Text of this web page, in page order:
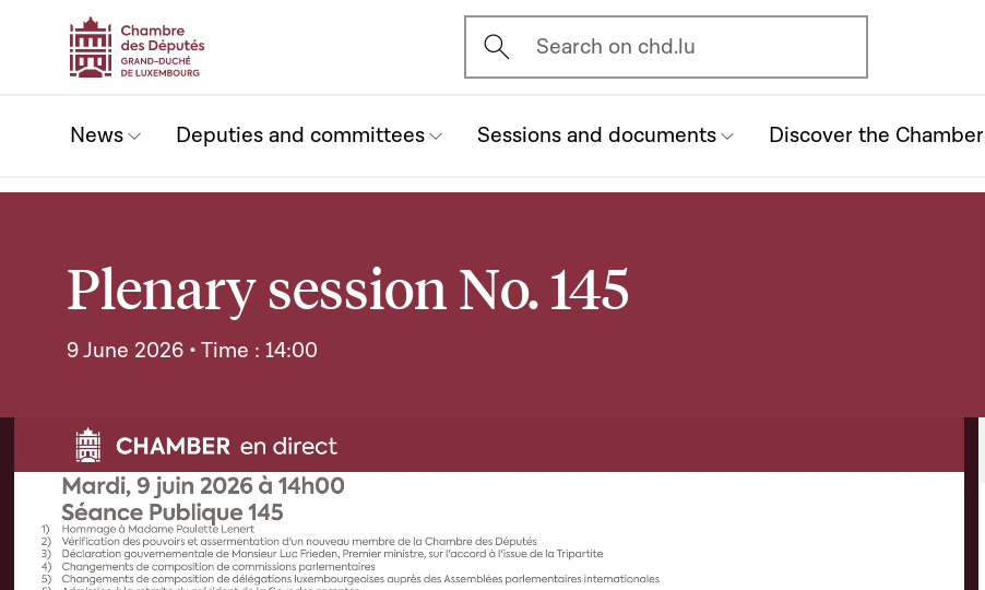
Ouvrir l'écran de recherche
Search on chd.lu
News Deputies and committees Sessions and documents Discover the Chamber
Plenary session No. 145
9 June 2026 • Time : 14:00